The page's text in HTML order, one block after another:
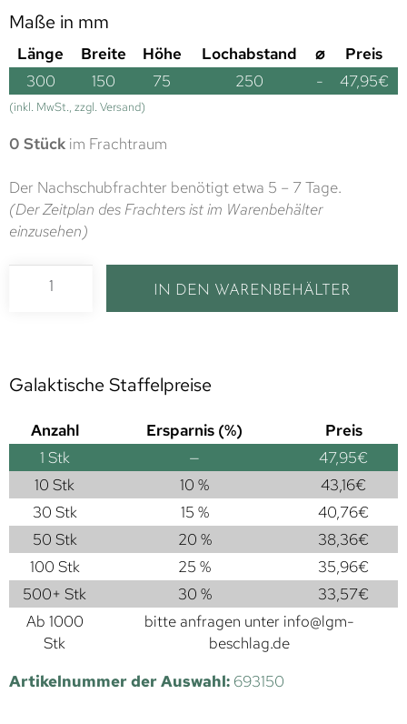
Maße in mm
Länge Breite Höhe Lochabstand ⌀
Preis
300
150 75 250 - 47,95€
(inkl. MwSt., zzgl. Versand)
0 Stück im Frachtraum
Der Nachschubfrachter benötigt etwa 5 – 7 Tage.
(Der Zeitplan des Frachters ist im Warenbehälter
einzusehen)
IN DEN WARENBEHÄLTER
Galaktische Staffelpreise
Anzahl Ersparnis (%)
Preis
1 Stk — 47,95€
10 Stk
10 % 43,16€
30 Stk
15 % 40,76€
50 Stk
20 % 38,36€
100 Stk
25 % 35,96€
500+ Stk
30 % 33,57€
Ab 1000
Stk
bitte anfragen unter info@lgm-
beschlag.de
Artikelnummer der Auswahl: 693150